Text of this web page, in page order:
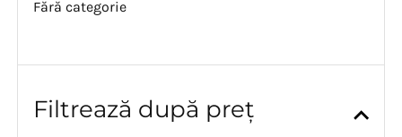
Fără categorie
Filtrează după preț